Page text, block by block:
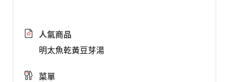
人氣商品
明太魚乾黃豆芽湯
菜單